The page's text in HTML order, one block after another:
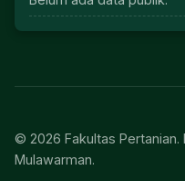
© 2026 Fakultas Pertanian.
Mulawarman.